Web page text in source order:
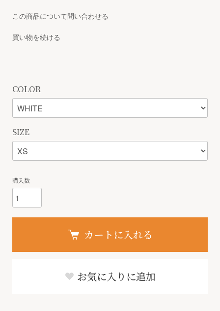
この商品について問い合わせる
買い物を続ける
COLOR
SIZE
購入数
カートに入れる
お気に入りに追加